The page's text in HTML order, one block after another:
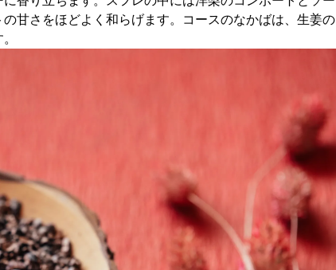
甘さをほどよく和らげます。コースのなかばは、生姜の